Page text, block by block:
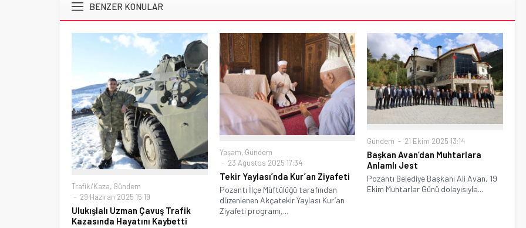
BENZER KONULAR
Trafik/Kaza, Gündem
29 Haziran 2025 15:19
Ulukışlalı Uzman Çavuş Trafik
Kazasında Hayatını Kaybetti
Yaşam, Gündem
23 Ağustos 2025 17:34
Tekir Yaylası’nda Kur’an Ziyafeti
Pozantı İlçe Müftülüğü tarafından
düzenlenen Akçatekir Yaylası Kur’an
Ziyafeti programı,...
Gündem 21 Ekim 2025 13:14
Başkan Avan’dan Muhtarlara
Anlamlı Jest
Pozantı Belediye Başkanı Ali Avan, 19
Ekim Muhtarlar Günü dolayısıyla...